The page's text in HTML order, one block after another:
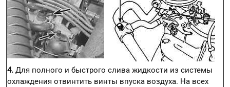
4. Для полного и быстрого слива жидкости из системы
охлаждения отвинтить винты впуска воздуха. На всех